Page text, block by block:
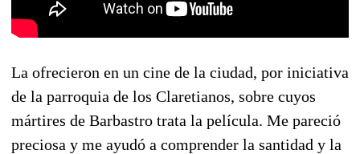
La ofrecieron en un cine de la ciudad, por iniciativa
de la parroquia de los Claretianos, sobre cuyos
mártires de Barbastro trata la película. Me pareció
preciosa y me ayudó a comprender la santidad y la